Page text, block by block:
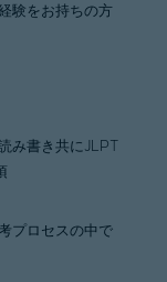
験をお持ちの方
み書き共にJLPT
プロセスの中で